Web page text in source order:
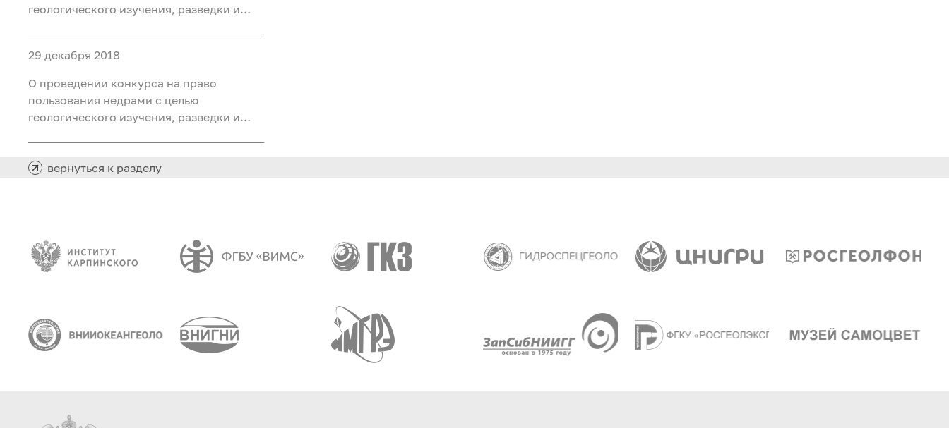
геологического изучения, разведки и
Прокопьевского каменноугольного
месторождения в Кемеровской области
29 декабря 2018
О проведении конкурса на право
пользования недрами с целью
геологического изучения, разведки и
Ненецком муниципальном районе
вернуться к разделу